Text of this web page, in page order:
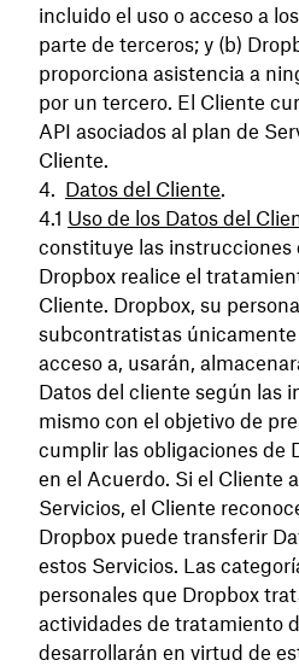
incluido el uso o acceso a
parte de terceros; y (b)
proporciona asistencia a
por un tercero. El Cliente
API asociados al plan de
Cliente.
Datos del Cliente.
Uso de los Datos del
constituye las instrucciones
Dropbox realice el
Cliente. Dropbox, su
subcontratistas
acceso a, usarán,
Datos del cliente según las
mismo con el objetivo de
cumplir las obligaciones de
en el Acuerdo. Si el Cliente
Servicios, el Cliente
Dropbox puede transferir
estos Servicios. Las
personales que Dropbox
actividades de tratamiento
desarrollarán en virtud de